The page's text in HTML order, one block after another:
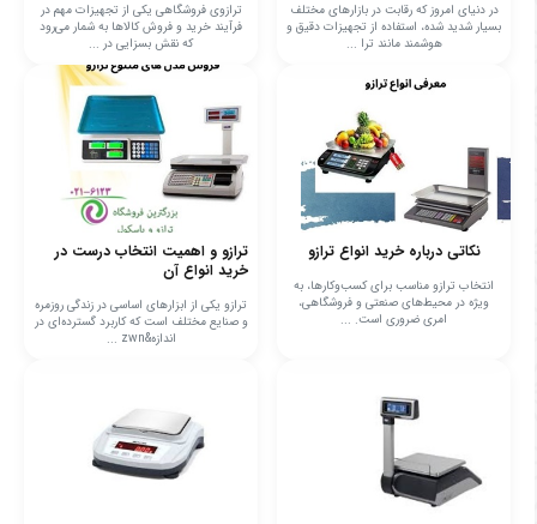
در دنیای امروز که رقابت در بازارهای مختلف
بسیار شدید شده، استفاده از تجهیزات دقیق و
هوشمند مانند ترا ...
ترازوی فروشگاهی یکی از تجهیزات مهم در
فرآیند خرید و فروش کالاها به شمار می‌رود
که نقش بسزایی در ...
نکاتی درباره خرید انواع ترازو
انتخاب ترازو مناسب برای کسب‌وکارها، به
ویژه در محیط‌های صنعتی و فروشگاهی،
امری ضروری است. ...
ترازو و اهمیت انتخاب درست در
خرید انواع آن
ترازو یکی از ابزارهای اساسی در زندگی روزمره
و صنایع مختلف است که کاربرد گسترده‌ای در
اندازه&zwn ...